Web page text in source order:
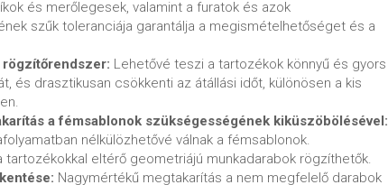
és merőlegesek, valamint a furatok és azok
szűk toleranciája garantálja a megismételhetőséget és a
rögzítőrendszer: Lehetővé teszi a tartozékok könnyű és gyors
és drasztikusan csökkenti az átállási időt, különösen a kis
a fémsablonok szükségességének kiküszöbölésével:
nélkülözhetővé válnak a fémsablonok.
tartozékokkal eltérő geometriájú munkadarabok rögzíthetők.
Nagymértékű megtakarítás a nem megfelelő darabok